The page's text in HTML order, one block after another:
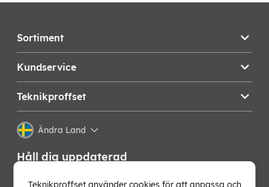
Sortiment
Kundservice
Teknikproffset
Ändra Land
Håll dig uppdaterad
Få de senaste nyheterna, hetaste erbjudandena och
Teknikproffset använder cookies för att anpassa och